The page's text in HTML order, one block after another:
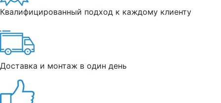
Квалифицированный подход к каждому клиенту
Доставка и монтаж в один день